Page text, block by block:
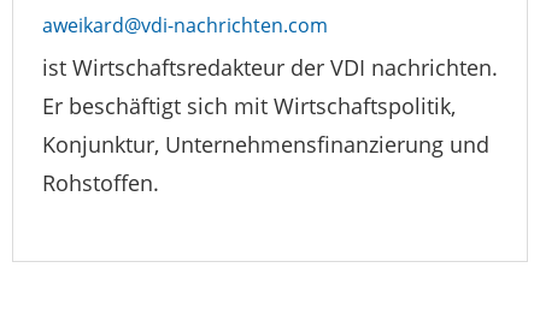
aweikard@vdi-nachrichten.com
ist Wirtschaftsredakteur der VDI nachrichten.
Er beschäftigt sich mit Wirtschaftspolitik,
Konjunktur, Unternehmensfinanzierung und
Rohstoffen.